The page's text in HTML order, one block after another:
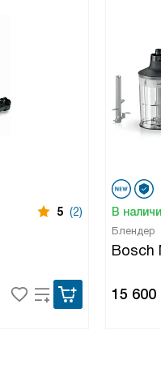
5 (2) В
Блендер
Bosch
15 600